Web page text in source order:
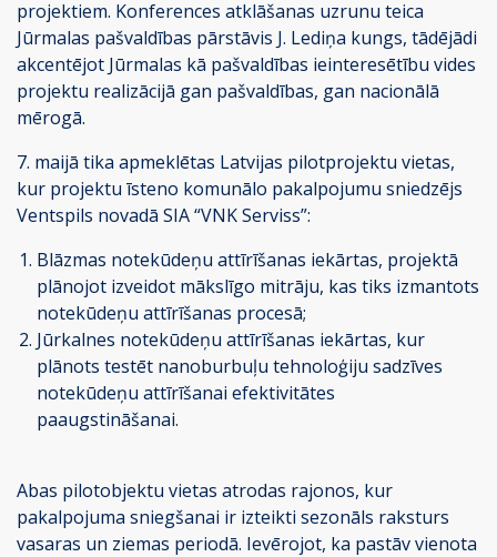
projektiem. Konferences atklāšanas uzrunu teica
Jūrmalas pašvaldības pārstāvis J. Lediņa kungs, tādējādi
akcentējot Jūrmalas kā pašvaldības ieinteresētību vides
projektu realizācijā gan pašvaldības, gan nacionālā
mērogā.
7. maijā tika apmeklētas Latvijas pilotprojektu vietas,
kur projektu īsteno komunālo pakalpojumu sniedzējs
Ventspils novadā SIA “VNK Serviss”:
Blāzmas notekūdeņu attīrīšanas iekārtas, projektā
plānojot izveidot mākslīgo mitrāju, kas tiks izmantots
notekūdeņu attīrīšanas procesā;
Jūrkalnes notekūdeņu attīrīšanas iekārtas, kur
plānots testēt nanoburbuļu tehnoloģiju sadzīves
notekūdeņu attīrīšanai efektivitātes
paaugstināšanai.
Abas pilotobjektu vietas atrodas rajonos, kur
pakalpojuma sniegšanai ir izteikti sezonāls raksturs
vasaras un ziemas periodā. Ievērojot, ka pastāv vienota